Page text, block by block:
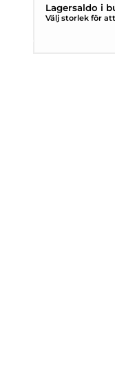
Lagersaldo i
Välj storlek för